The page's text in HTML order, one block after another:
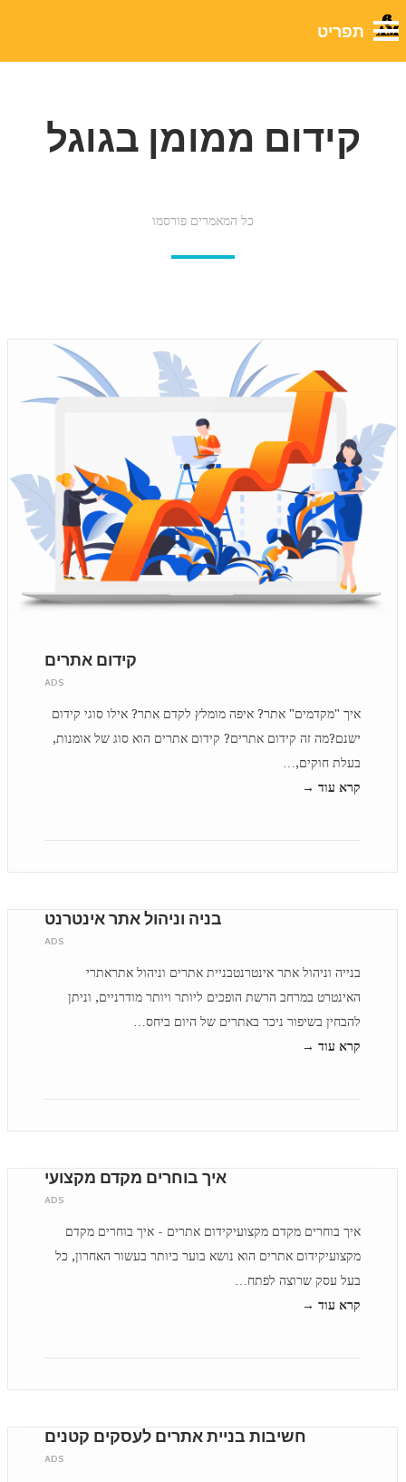
קידום ממומן בגוגל
כל המאמרים פורסמו
קידום אתרים
ADS
איך "מקדמים" אתר? איפה מומלץ לקדם אתר? אילו סוגי קידום
ישנם?מה זה קידום אתרים? קידום אתרים הוא סוג של אומנות,
בעלת חוקים,…
קרא עוד →
בניה וניהול אתר אינטרנט
ADS
בנייה וניהול אתר אינטרנטבניית אתרים וניהול אתראתרי
האינטרט במרחב הרשת הופכים ליותר ויותר מודרניים, וניתן
להבחין בשיפור ניכר באתרים של היום ביחס…
קרא עוד →
איך בוחרים מקדם מקצועי
ADS
איך בוחרים מקדם מקצועיקידום אתרים - איך בוחרים מקדם
מקצועיקידום אתרים הוא נושא בוער ביותר בעשור האחרון, כל
בעל עסק שרוצה לפתח…
קרא עוד →
חשיבות בניית אתרים לעסקים קטנים
ADS